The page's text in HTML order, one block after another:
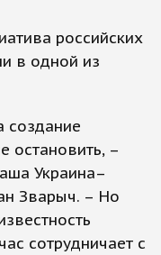
российских
в одной из
создание
остановить, –
Украина–
Зварыч. – Но
сотрудничает с